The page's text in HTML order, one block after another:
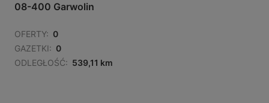
08-400 Garwolin
OFERTY: 0
GAZETKI: 0
ODLEGŁOŚĆ: 539,11 km